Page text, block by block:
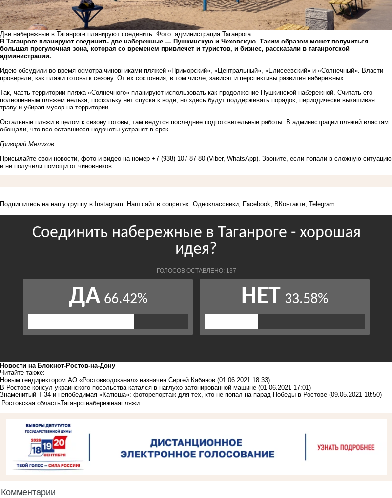
Две набережные в Таганроге планируют соединить. Фото: администрация Таганрога
В Таганроге планируют соединить две набережные — Пушкинскую и Чеховскую. Таким образом может получиться
большая прогулочная зона, которая со временем привлечет и туристов, и бизнес, рассказали в таганрогской
администрации.
Идею обсудили во время осмотра чиновниками пляжей «Приморский», «Центральный», «Елисеевский» и «Солнечный». Власти
проверяли, как пляжи готовы к сезону. От их состояния, в том числе, зависят и перспективы развития набережных.
Так, часть территории пляжа «Солнечного» планируют использовать как продолжение Пушкинской набережной. Считать его
полноценным пляжем нельзя, поскольку нет спуска к воде, но здесь будут поддерживать порядок, периодически выкашивая
траву и убирая мусор на территории.
Остальные пляжи в целом к сезону готовы, там ведутся последние подготовительные работы. В администрации пляжей властям
обещали, что все оставшиеся недочеты устранят в срок.
Григорий Мелихов
Присылайте свои новости, фото и видео на номер +7 (938) 107-87-80 (Viber, WhatsApp). Звоните, если попали в сложную ситуацию
и не получили помощи от чиновников.
Подпишитесь на нашу группу в Instagram . Наш сайт в соцсетях: Одноклассники Facebook ВКонтакте Telegram
Новости на Блoкнoт-Ростов-на-Дону
Читайте также:
Новым гендиректором АО «Ростовводоканал» назначен Сергей Кабанов (01.06.2021 18:33)
В Ростове консул украинского посольства катался в наглухо затонированной машине (01.06.2021 17:01)
Знаменитый Т-34 и непобедимая «Катюша»: фоторепортаж для тех, кто не попал на парад Победы в Ростове (09.05.2021 18:50)
Ростовская областьТаганрогнабережнаяпляжи
Комментарии